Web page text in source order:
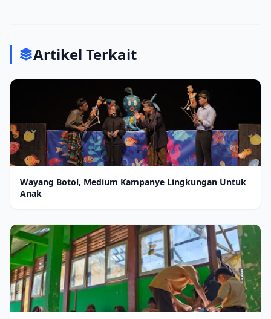
Artikel Terkait
Wayang Botol, Medium Kampanye Lingkungan Untuk
Anak